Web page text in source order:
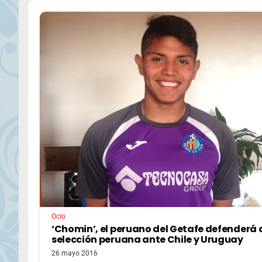
Ocio
‘Chomin’, el peruano del Getafe defenderá
selección peruana ante Chile y Uruguay
26 mayo 2016